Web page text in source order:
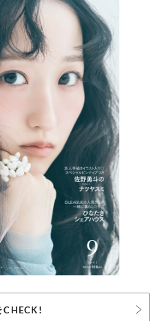
CHECK!